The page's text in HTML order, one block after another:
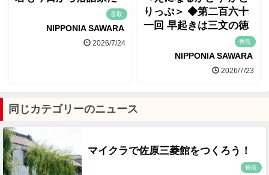
香取
NIPPONIA SAWARA
2026/7/24
りっぷ＞ ◆第二百六十
一回 早起きは三文の徳
香取
NIPPONIA SAWARA
2026/7/23
同じカテゴリーのニュース
マイクラで佐原三菱館をつくろう！
香取